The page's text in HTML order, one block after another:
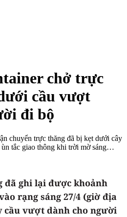
chở trực
cầu vượt
đi bộ
chuyển trực thăng đã bị kẹt dưới cây
ùn tắc giao thông khi trời mờ sáng…
đã ghi lại được khoảnh
rạng sáng 27/4 (giờ địa
cầu vượt dành cho người